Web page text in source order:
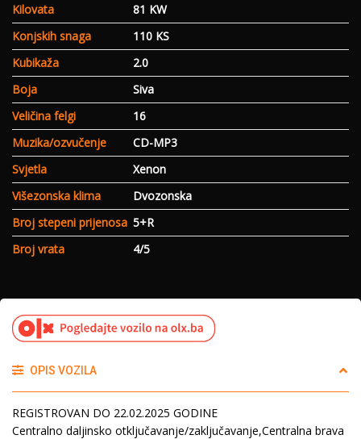
Kilovata
81 KW
Konjskih snaga
110 KS
Kubikaža
2.0
Boja
Siva
Veličina felgi
16
Muzika/ozvučenje
CD-MP3
Svjetla
Xenon
Višezonska klima
Dvozonska
Broj stepeni prijenosa 5+R
Broj vrata
4/5
OPIS VOZILA
REGISTROVAN DO 22.02.2025 GODINE
Centralno daljinsko otključavanje/zaključavanje,Centralna brava